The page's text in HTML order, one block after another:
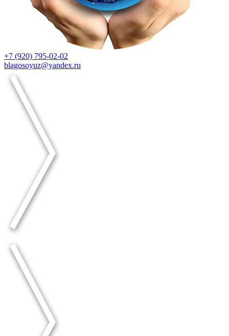
+7 (920) 795-02-02
blagosoyuz@yandex.ru